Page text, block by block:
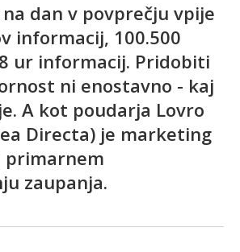
dan v povprečju vpije
informacij, 100.500
ur informacij. Pridobiti
ni enostavno - kaj
A kot poudarja Lovro
Directa) je marketing
primarnem
zaupanja.